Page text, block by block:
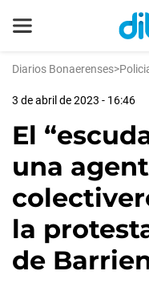
Diarios Bonaerenses>
3 de abril de 2023 - 16:46
El
una
la
de